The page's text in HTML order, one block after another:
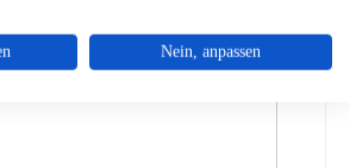
Nein, anpassen